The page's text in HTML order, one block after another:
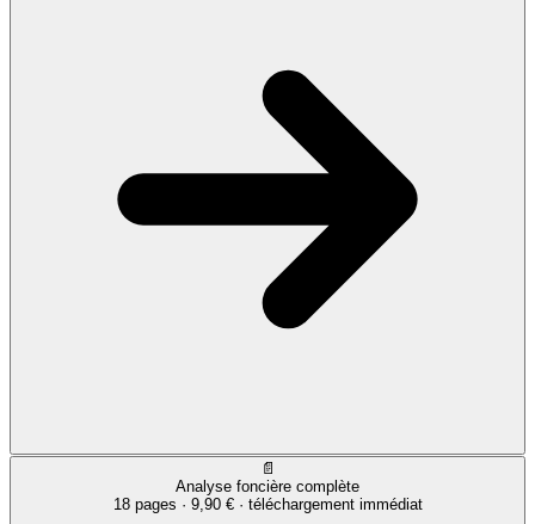
📄
Analyse foncière complète
18 pages · 9,90 €· téléchargement immédiat